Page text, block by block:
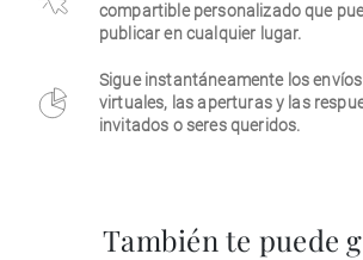
compartible personalizado que
publicar en cualquier lugar.
Sigue instantáneamente los
virtuales, las aperturas y las
invitados o seres queridos.
También te puede